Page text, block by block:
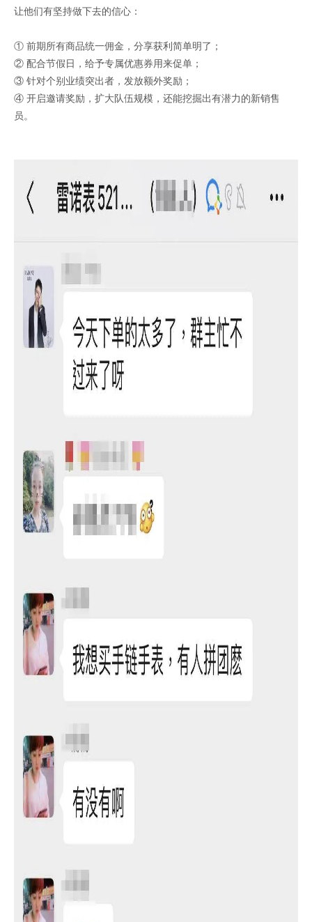
让他们有坚持做下去的信心：
① 前期所有商品统一佣金，分享获利简单明了；
② 配合节假日，给予专属优惠券用来促单；
③ 针对个别业绩突出者，发放额外奖励；
④ 开启邀请奖励，扩大队伍规模，还能挖掘出有潜力的新销售
员。